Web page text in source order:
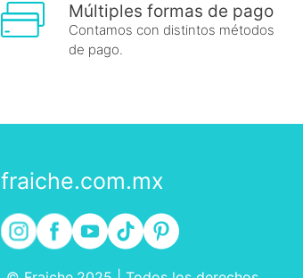
Múltiples formas de pago
Contamos con distintos métodos
de pago.
fraiche.com.mx